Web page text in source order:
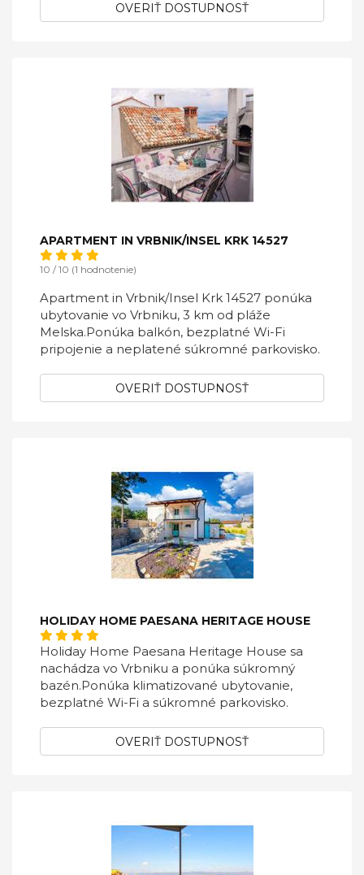
OVERIŤ DOSTUPNOSŤ
APARTMENT IN VRBNIK/INSEL KRK 14527
10 / 10 (1 hodnotenie)
Apartment in Vrbnik/Insel Krk 14527 ponúka
ubytovanie vo Vrbniku, 3 km od pláže
Melska.Ponúka balkón, bezplatné Wi-Fi
pripojenie a neplatené súkromné ​​parkovisko.
OVERIŤ DOSTUPNOSŤ
HOLIDAY HOME PAESANA HERITAGE HOUSE
Holiday Home Paesana Heritage House sa
nachádza vo Vrbniku a ponúka súkromný
bazén.Ponúka klimatizované ubytovanie,
bezplatné Wi-Fi a súkromné ​​parkovisko.
OVERIŤ DOSTUPNOSŤ